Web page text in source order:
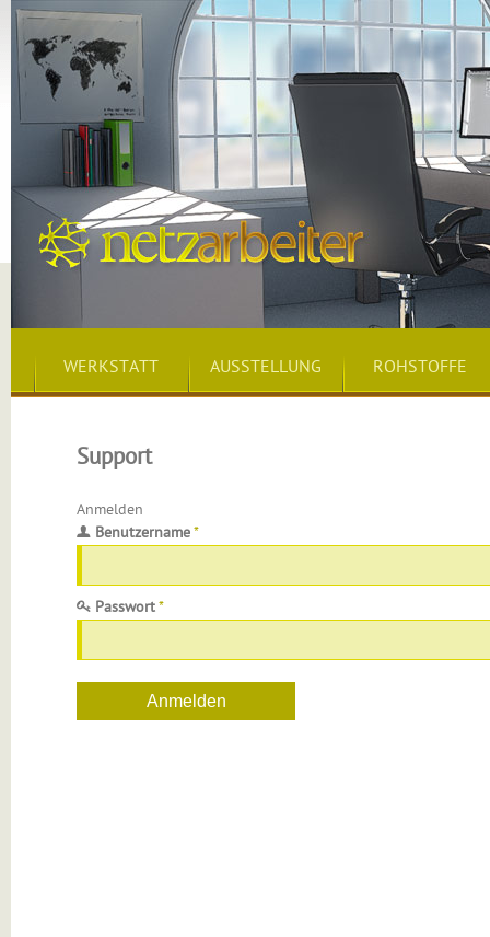
WERKSTATT AUSSTELLUNG ROHSTOFFE
Support
Anmelden
Benutzername*
Passwort*